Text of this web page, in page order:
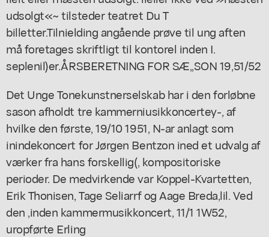
udsolgt«~ tilsteder teatret Du T
billetter.Tilnielding angående prøve til ung aften
må foretages skriftligt til kontorel inden I.
seplenil)er.ÅRSBERETNING FOR SÆ,,SON 19,51/52
Det Unge Tonekunstnerselskab har i den forløbne
sason afholdt tre kammerniusikkoncertey-, af
hvilke den første, 19/10 1951, N-ar anlagt som
inindekoncert for Jørgen Bentzon ined et udvalg af
værker fra hans forskellig(, kompositoriske
perioder. De medvirkende var Koppel-Kvartetten,
Erik Thonisen, Tage Seliarrf og Aage Breda,lil. Ved
den ,inden kammermusikkoncert, 11/1 1W52,
uropførte Erling